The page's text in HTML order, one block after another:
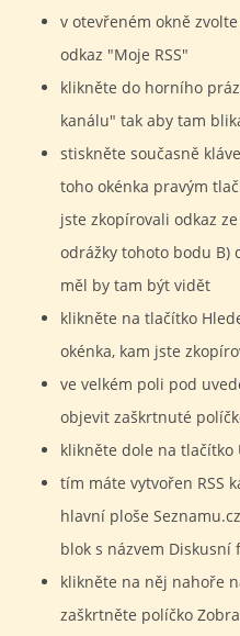
v otevřeném okně
odkaz "Moje RSS"
klikněte do horního
kanálu" tak aby tam
stiskněte současně
toho okénka pravým
jste zkopírovali odkaz
odrážky tohoto bodu B)
měl by tam být vidět
klikněte na tlačítko
okénka, kam jste
ve velkém poli pod
objevit zaškrtnuté
klikněte dole na tlačítko
tím máte vytvořen RSS
hlavní ploše
blok s názvem Diskusní
klikněte na něj nahoře
zaškrtněte políčko